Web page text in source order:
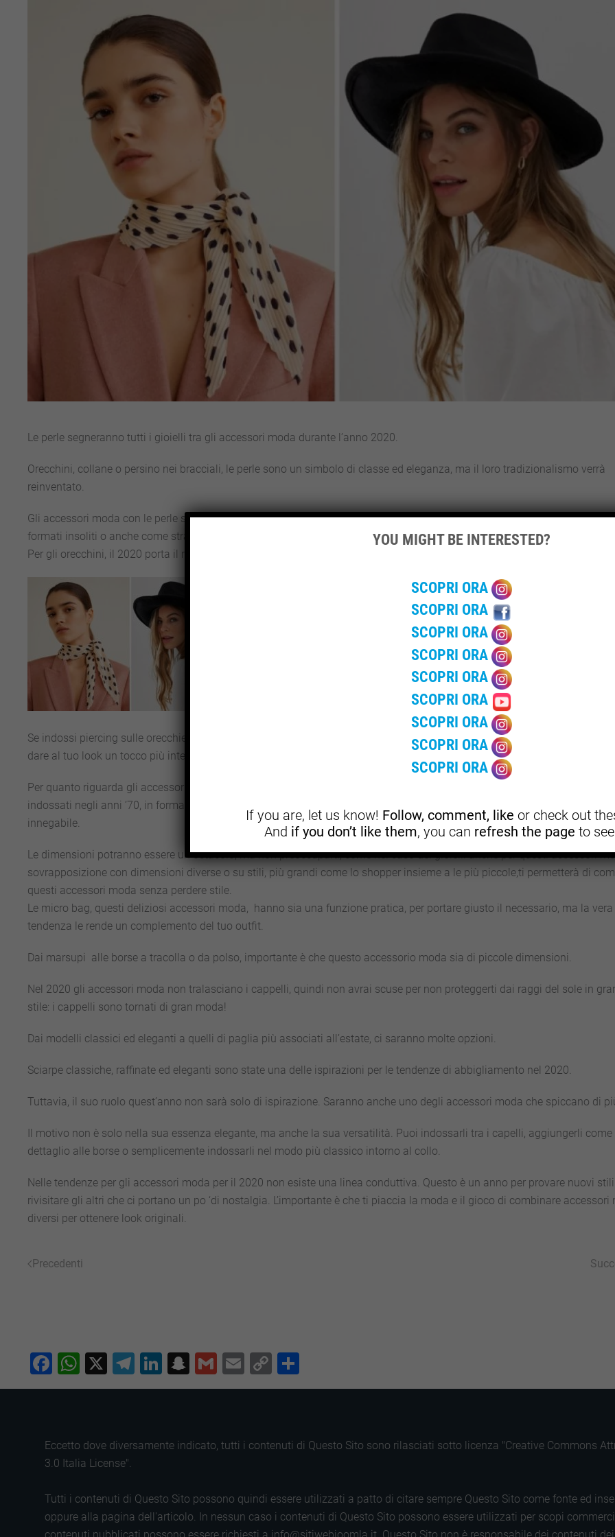
Le perle segneranno tutti i gioielli tra gli accessori moda durante l’anno 2020.
Orecchini, collane o persino nei bracciali, le perle sono un simbolo di classe ed eleganza, ma il loro tradizionalismo verrà
reinventato.
Gli accessori moda con le perle si distingueranno per l’irriverenza e l’originalità nell’uso, dalle diverse dimensioni, in
formati insoliti o anche come strategia per creare un’asimmetria con eleganza e originalità.
Per gli orecchini, il 2020 porta il ritorno dei cerchi, che segue la sua tendenza dallo scorso anno.
Semplici, grandi o piccoli, in stile più tradizionale ma anche
innovativi. Quindi potrai trovare cerchi con formati irriverenti, dettagli
complessi, con applicazioni di pietre (come le perle appunto), realizzati
materiali e ampie opzioni nelle dimensioni.
I gioielli di quest’anno sfidano la regola che meno è più di moda. La
sarà quella di esagerare con la sovrapposizione di più gioielli in stili
e, preferibilmente, in stili diversi o asimmetrici per segnare ancora di più lo
Se indossi piercing sulle orecchie, è tempo di togliere tutti gli orecchini che hai e provare a mescolarli per creare asimmetria
dare al tuo look un tocco più interessante. Con collane, anelli e bracciali, indipendentemente dal loro spessore.
Per quanto riguarda gli accessori moda come le borse, la tendenza sarà per le piccole.. In stili più classici e sobri come
indossati negli anni ’70, in formato scatola o con forme particolari e insolite, il loro tocco romantico ed elegante sarà
innegabile.
Le dimensioni potranno essere un ostacolo, ma non preoccuparti, come nel caso dei gioielli anche per questi accessori
sovrapposizione con dimensioni diverse o su stili, più grandi come lo shopper insieme a le più piccole,ti permetterà di
questi accessori moda senza perdere stile.
Le micro bag, questi deliziosi accessori moda, hanno sia una funzione pratica, per portare giusto il necessario, ma la vera
tendenza le rende un complemento del tuo outfit.
Dai marsupi alle borse a tracolla o da polso, importante è che questo accessorio moda sia di piccole dimensioni.
Nel 2020 gli accessori moda non tralasciano i cappelli, quindi non avrai scuse per non proteggerti dai raggi del sole in
stile: i cappelli sono tornati di gran moda!
Dai modelli classici ed eleganti a quelli di paglia più associati all’estate, ci saranno molte opzioni.
Sciarpe classiche, raffinate ed eleganti sono state una delle ispirazioni per le tendenze di abbigliamento nel 2020.
Tuttavia, il suo ruolo quest’anno non sarà solo di ispirazione. Saranno anche uno degli accessori moda che spiccano di
Il motivo non è solo nella sua essenza elegante, ma anche la sua versatilità. Puoi indossarli tra i capelli, aggiungerli come
dettaglio alle borse o semplicemente indossarli nel modo più classico intorno al collo.
Nelle tendenze per gli accessori moda per il 2020 non esiste una linea conduttiva. Questo è un anno per provare nuovi
rivisitare gli altri che ci portano un po ‘di nostalgia. L’importante è che ti piaccia la moda e il gioco di combinare accessori
diversi per ottenere look originali.
Precedenti
Facebook
WhatsApp
X Telegram
LinkedIn
Snapchat
GmailEmail
Copy
Link
Eccetto dove diversamente indicato, tutti i contenuti di Questo Sito sono rilasciati sotto licenza "Creative Commons
3.0 Italia License".
Tutti i contenuti di Questo Sito possono quindi essere utilizzati a patto di citare sempre Questo Sito come fonte ed
oppure alla pagina dell'articolo. In nessun caso i contenuti di Questo Sito possono essere utilizzati per scopi
YOU MIGHT BE INTERESTED?
SCOPRI ORA
SCOPRI ORA
SCOPRI ORA
SCOPRI ORA
SCOPRI ORA
SCOPRI ORA
SCOPRI ORA
SCOPRI ORA
SCOPRI ORA
If you are, let us know! Follow, comment, like or check out
And if you don’t like them, you can refresh the page to